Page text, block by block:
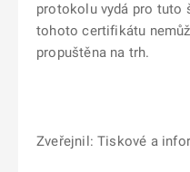
protokolu vydá pro tuto
tohoto certifikátu
propuštěna na trh.
Zveřejnil: Tiskové a